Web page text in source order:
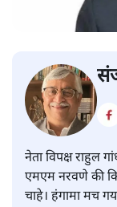
नेता विपक्ष राहुल
एमएम नरवणे की
चाहे। हंगामा मच